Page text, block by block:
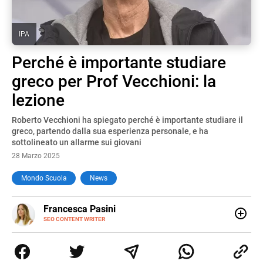
IPA
Perché è importante studiare
greco per Prof Vecchioni: la
lezione
Roberto Vecchioni ha spiegato perché è importante studiare il
greco, partendo dalla sua esperienza personale, e ha
sottolineato un allarme sui giovani
28 Marzo 2025
Mondo Scuola News
Francesca Pasini
SEO CONTENT WRITER
E-
MAIL
le diverse sfumature dell'informazione e quelle storie di
vita che parlano di luoghi, viaggi unici, cultura e lifestyle,